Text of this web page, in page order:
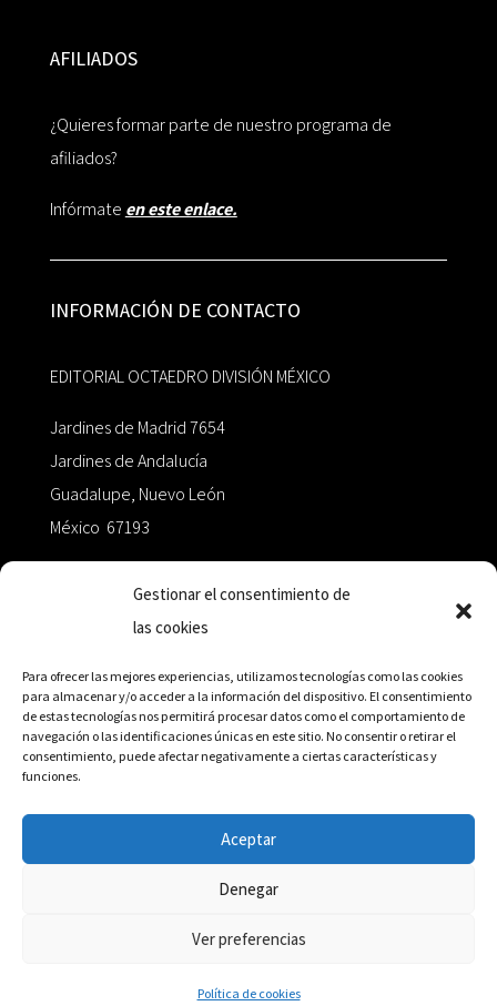
Gestionar el consentimiento de
las cookies
Para ofrecer las mejores experiencias, utilizamos tecnologías como las cookies
para almacenar y/o acceder a la información del dispositivo. El consentimiento
de estas tecnologías nos permitirá procesar datos como el comportamiento de
navegación o las identificaciones únicas en este sitio. No consentir o retirar el
consentimiento, puede afectar negativamente a ciertas características y
funciones.
Aceptar
Denegar
Ver preferencias
Política de cookies
AFILIADOS
¿Quieres formar parte de nuestro programa de
afiliados?
Infórmate en este enlace.
INFORMACIÓN DE CONTACTO
EDITORIAL OCTAEDRO DIVISIÓN MÉXICO
Jardines de Madrid 7654
Jardines de Andalucía
Guadalupe, Nuevo León
México 67193
+52 811.499.5638
RED DE DISTRIBUCIÓN
Distribuidores en México y Octaedro internacional